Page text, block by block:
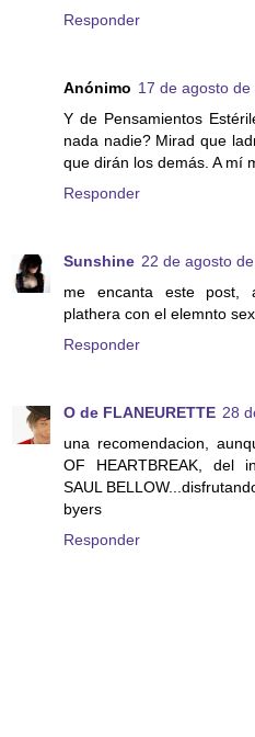
Responder
Anónimo 17 de agosto de
Y de Pensamientos
nada nadie? Mirad que
que dirán los demás. A mí
Responder
Sunshine 22 de agosto
me encanta este post,
plathera con el elemnto
Responder
O de FLANEURETTE 28
una recomendacion,
OF HEARTBREAK, del
SAUL
byers
Responder